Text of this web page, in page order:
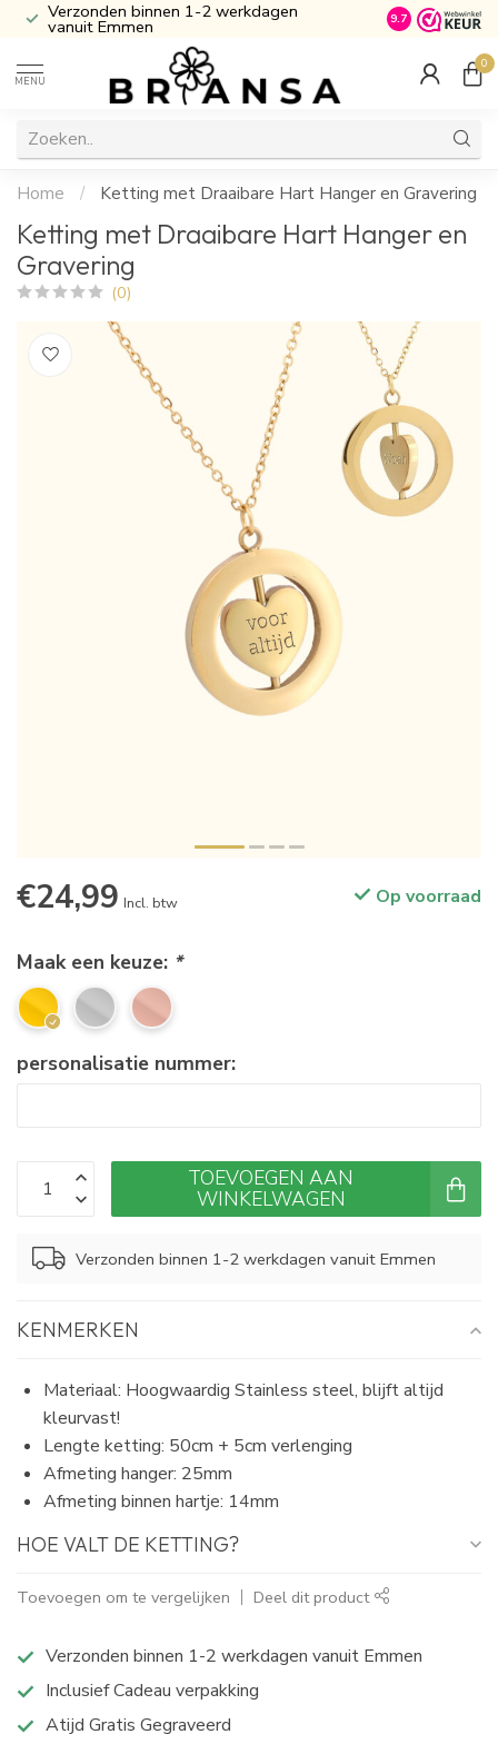
Inclusief Cadeau verpakking 9.7
MENU
0
Home / Ketting met Draaibare Hart Hanger en Gravering
Ketting met Draaibare Hart Hanger en
Gravering
(0)
€24,99 Incl. btw Op voorraad
Maak een keuze: *
personalisatie nummer:
TOEVOEGEN AAN
WINKELWAGEN
Verzonden binnen 1-2 werkdagen vanuit Emmen
KENMERKEN
Materiaal: Hoogwaardig Stainless steel, blijft altijd
kleurvast!
Lengte ketting: 50cm + 5cm verlenging
Afmeting hanger: 25mm
Afmeting binnen hartje: 14mm
HOE VALT DE KETTING?
Toevoegen om te vergelijken Deel dit product
Verzonden binnen 1-2 werkdagen vanuit Emmen
Inclusief Cadeau verpakking
Atijd Gratis Gegraveerd